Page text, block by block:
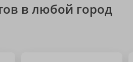
в любой город